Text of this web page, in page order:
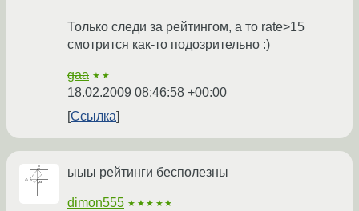
Только следи за рейтингом, а то rate>15
смотрится как-то подозрительно :)
gaa ★★
18.02.2009 08:46:58 +00:00
Ссылка
ыыы рейтинги бесполезны
dimon555 ★★★★★